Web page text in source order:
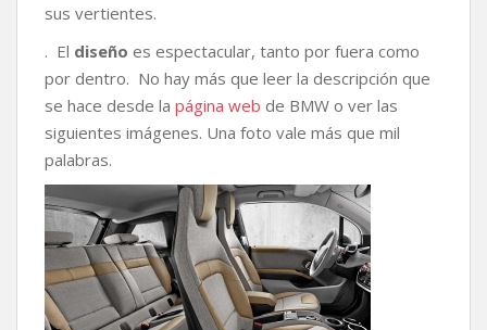
sus vertientes.
. El diseño es espectacular, tanto por fuera como
por dentro. No hay más que leer la descripción que
se hace desde la página web de BMW o ver las
siguientes imágenes. Una foto vale más que mil
palabras.